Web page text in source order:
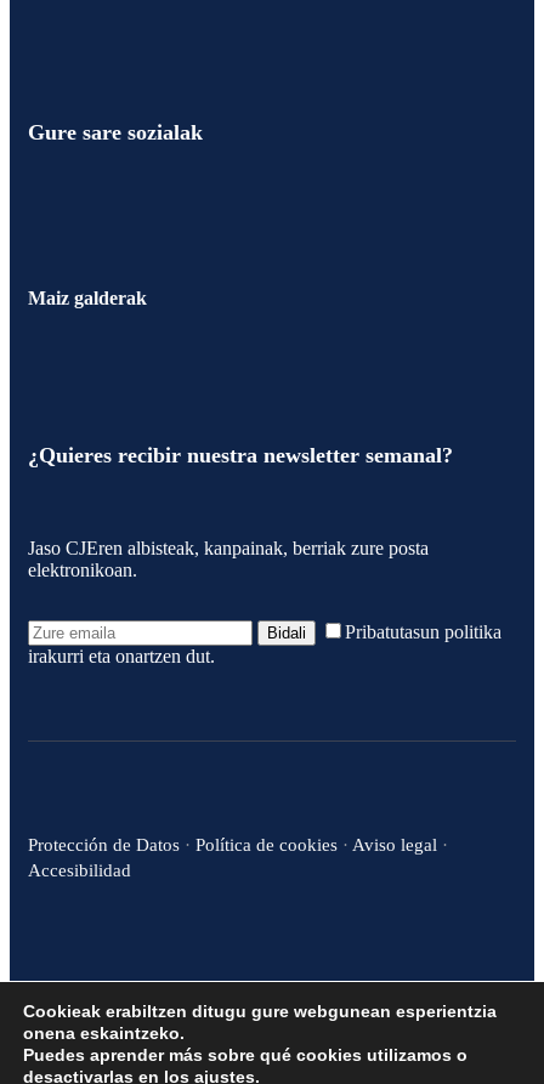
Gure sare sozialak
Maiz galderak
¿Quieres recibir nuestra newsletter semanal?
Jaso CJEren albisteak, kanpainak, berriak zure posta
elektronikoan.
Bidali
Pribatutasun politika
irakurri eta onartzen dut.
Protección de Datos · Política de cookies · Aviso legal ·
Accesibilidad
© Consejo de la Juventud de España 2024
Cookieak erabiltzen ditugu gure webgunean esperientzia
onena eskaintzeko.
Puedes aprender más sobre qué cookies utilizamos o
desactivarlas en los ajustes.